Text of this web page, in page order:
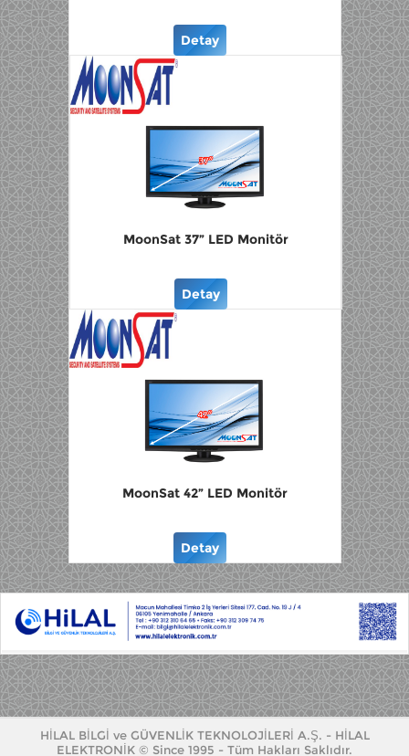
Detay
MoonSat 37” LED Monitör
Detay
MoonSat 42” LED Monitör
Detay
HİLAL BİLGİ ve GÜVENLİK TEKNOLOJİLERİ A.Ş. - HİLAL
ELEKTRONİK © Since 1995 - Tüm Hakları Saklıdır.